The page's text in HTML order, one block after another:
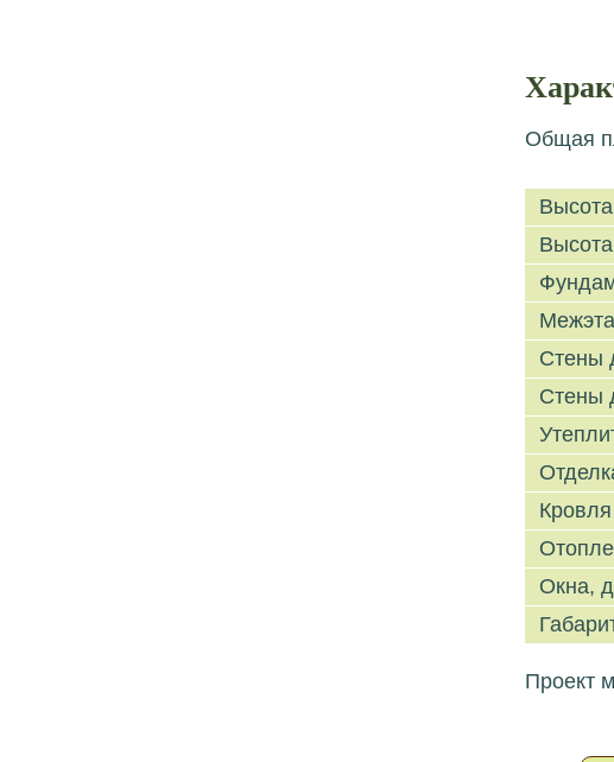
Общая
Стены
Стены
Кровля
Окна,
Проект